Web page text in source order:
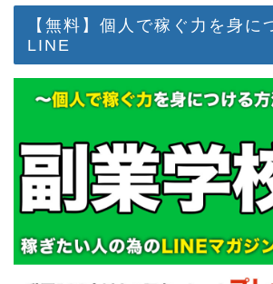
【無料】個人で稼ぐ力を身に
LINE